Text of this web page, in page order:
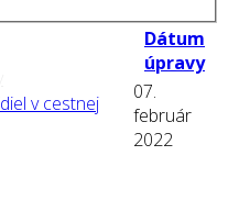
Dátum
úpravy
v cestnej
07.
február
2022